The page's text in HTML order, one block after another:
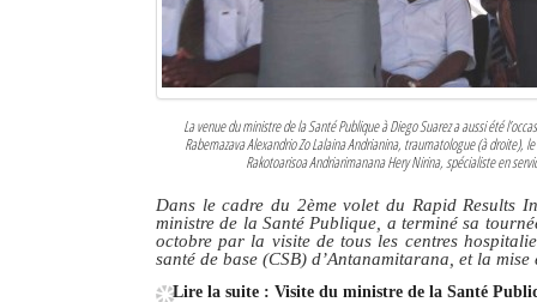
La venue du ministre de la Santé Publique à Diego Suarez a aussi été
Rabemazava Alexandrio Zo Lalaina Andrianina, traumatologue (à droite),
Rakotoarisoa Andriarimanana Hery Nirina, spécialiste en
Dans le cadre du 2ème volet du Rapid Results
ministre de la Santé Publique, a terminé sa
octobre par la visite de tous les centres
santé de base (CSB) d’Antanamitarana, et la
Lire la suite : Visite du ministre de la Santé